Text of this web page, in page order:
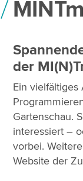
der
Ein
Gartenschau.
interessiert –
vorbei.
Website der